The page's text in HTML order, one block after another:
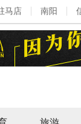
马店 南阳